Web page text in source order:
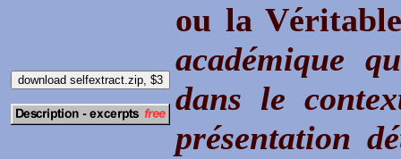
ou la
académique
dans le
présentation